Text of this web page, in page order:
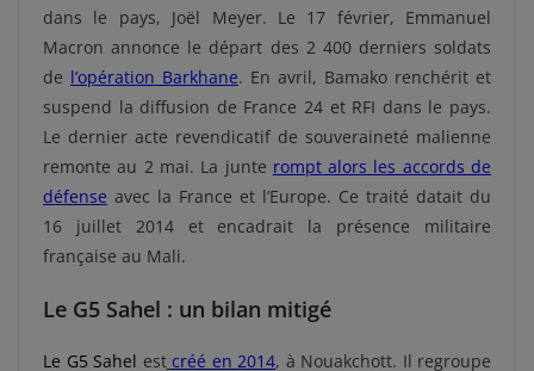
dans le pays, Joël Meyer. Le 17 février, Emmanuel
Macron annonce le départ des 2 400 derniers soldats
de l’opération Barkhane. En avril, Bamako renchérit et
suspend la diffusion de France 24 et RFI dans le pays.
Le dernier acte revendicatif de souveraineté malienne
remonte au 2 mai. La junte rompt alors les accords de
défense avec la France et l’Europe. Ce traité datait du
16 juillet 2014 et encadrait la présence militaire
française au Mali.
Le G5 Sahel : un bilan mitigé
Le G5 Sahel est créé en 2014, à Nouakchott. Il regroupe